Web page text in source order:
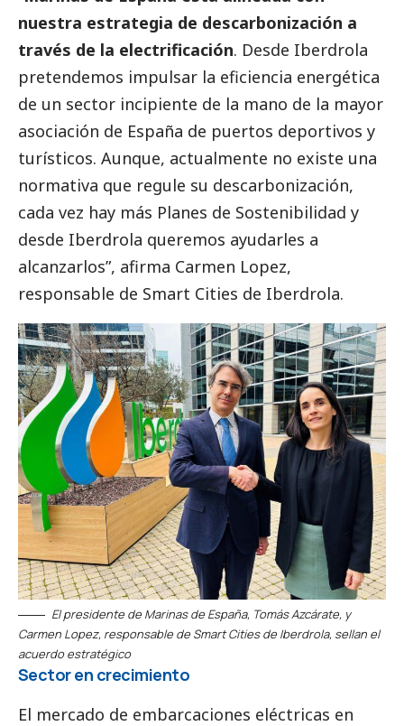
nuestra estrategia de descarbonización a
través de la electrificación. Desde Iberdrola
pretendemos impulsar la eficiencia energética
de un sector incipiente de la mano de la mayor
asociación de España de puertos deportivos y
turísticos. Aunque, actualmente no existe una
normativa que regule su descarbonización,
cada vez hay más Planes de Sostenibilidad y
desde Iberdrola queremos ayudarles a
alcanzarlos”, afirma Carmen Lopez,
responsable de Smart Cities de Iberdrola.
El presidente de Marinas de España, Tomás Azcárate, y
Carmen Lopez, responsable de Smart Cities de Iberdrola, sellan el
acuerdo estratégico
Sector en crecimiento
El mercado de embarcaciones eléctricas en